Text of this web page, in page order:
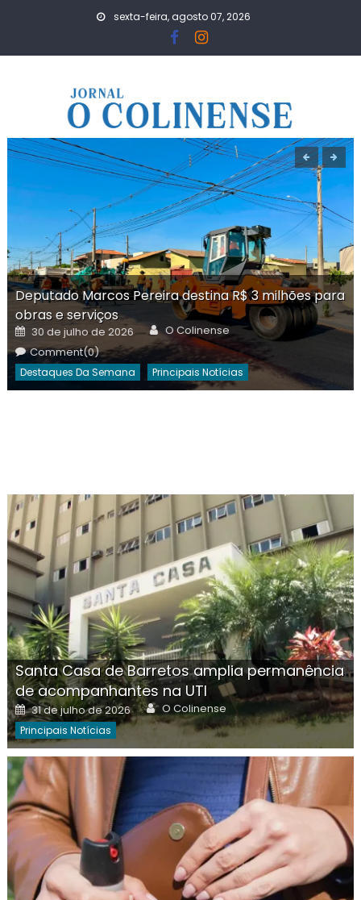
sexta-feira, agosto 07, 2026
Deputado Marcos Pereira destina R$ 3 milhões para
obras e serviços
Posted
on
30 de julho de 2026 Author
O Colinense
Comment(0)
Destaques Da Semana Principais Notícias
Santa Casa de Barretos amplia permanência
de acompanhantes na UTI
Posted
on
31 de julho de 2026 Author
O Colinense
Principais Notícias